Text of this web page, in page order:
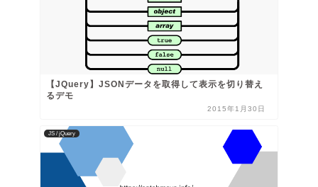
【JQuery】JSONデータを取得して表示を切り替え
るデモ
2015年1月30日
JS / jQuery